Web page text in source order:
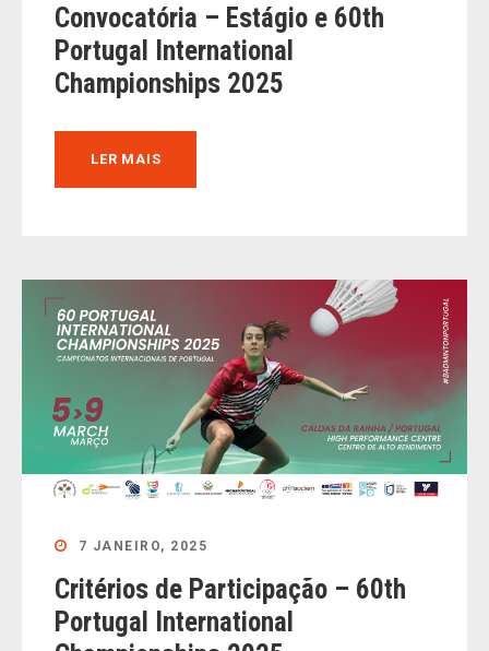
Convocatória – Estágio e 60th
Portugal International
Championships 2025
LER MAIS
7 JANEIRO, 2025
Critérios de Participação – 60th
Portugal International